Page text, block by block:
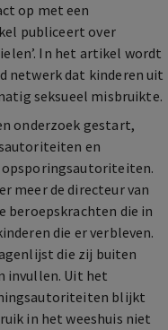
op met een
publiceert over
In het artikel wordt
netwerk dat kinderen uit
seksueel misbruikte.
onderzoek gestart,
en
opsporingsautoriteiten.
meer de directeur van
beroepskrachten die in
die er verbleven.
die zij buiten
invullen. Uit het
blijkt
in het weeshuis niet